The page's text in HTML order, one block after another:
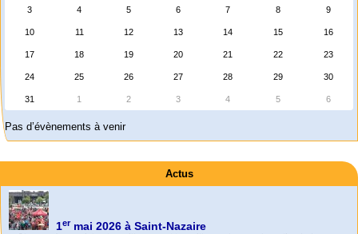
3 4 5 6 7 8 9
10 11 12 13 14 15 16
17 18 19 20 21 22 23
24 25 26 27 28 29 30
31 1 2 3 4 5 6
Pas d’évènements à venir
Actus
1ermai 2026 à Saint-Nazaire